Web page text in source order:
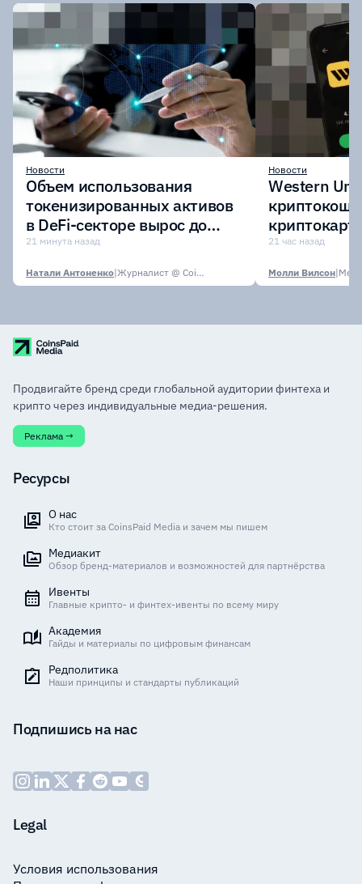
Новости
Объем использования
токенизированных активов
в DeFi-секторе вырос до
$7,4 млрд
21 минута назад
Натали Антоненко| Журналист @ CoinsPaid Media
Новости
Western
21 час назад
Молли Вилсон|
Продвигайте бренд среди глобальной аудитории финтеха и
крипто через индивидуальные медиа-решения.
Реклама →
Ресурсы
О нас
Кто стоит за CoinsPaid Media и зачем мы пишем
Медиакит
Обзор бренд-материалов и возможностей для партнёрства
Ивенты
Главные крипто- и финтех-ивенты по всему миру
Академия
Гайды и материалы по цифровым финансам
Редполитика
Наши принципы и стандарты публикаций
Подпишись на нас
Legal
Условия использования